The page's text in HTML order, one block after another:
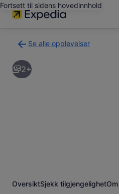
Fortsett til sidens hovedinnhold
Se alle opplevelser
til
søkeresultatsiden
med
2+
OversiktSjekk tilgjengelighet